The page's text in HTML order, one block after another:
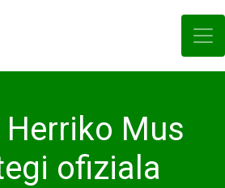
Herriko Mus
ofiziala